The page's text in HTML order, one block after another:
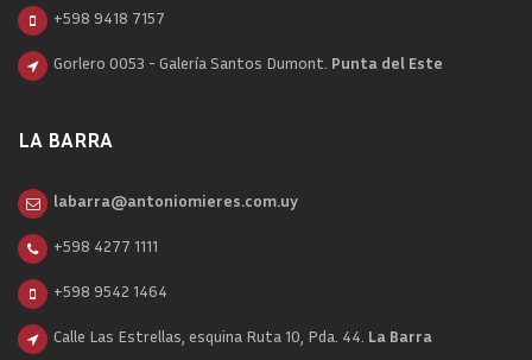
+598 9418 7157
Gorlero 0053 - Galería Santos Dumont. Punta del Este
LA BARRA
labarra@antoniomieres.com.uy
+598 4277 1111
+598 9542 1464
Calle Las Estrellas, esquina Ruta 10, Pda. 44. La Barra